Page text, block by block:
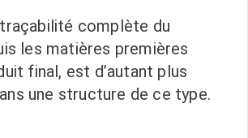
complète du
les matières premières
final, est d’autant plus
une structure de ce type.